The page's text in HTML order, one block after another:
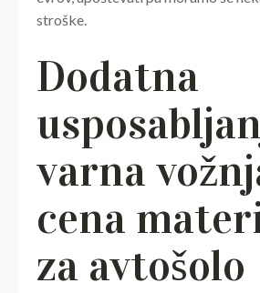
stroške.
Dodatna
varna
cena
za avtošolo